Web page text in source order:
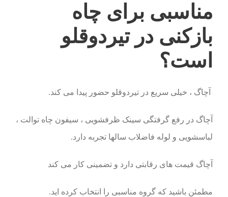
مناسبی برای چاه
بازکنی در تیردوقلو
است؟
آچاگ ، خیلی سریع در تیردوقلو حضور پیدا می کند.
آچاگ در رفع گرفتگی سینک ظرفشویی ، سیفون چاه توالت ،
لباسشویی و لوله فاضلاب سالها تجربه دارد.
آچاگ قیمت های رقابتی دارد و تضمینی کار می کند
مطمئن باشید که گروه مناسبی را انتخاب کرده اید.